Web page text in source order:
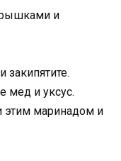
и
мед и уксус.
этим маринадом и